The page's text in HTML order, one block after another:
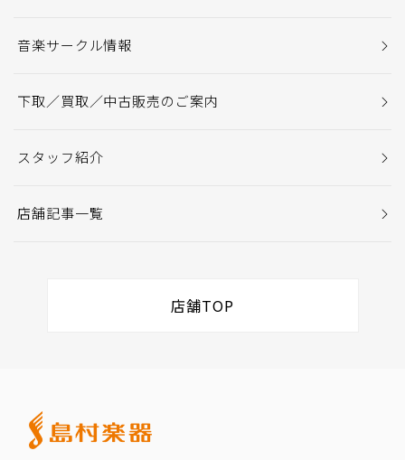
音楽サークル情報
下取／買取／中古販売のご案内
スタッフ紹介
店舗記事一覧
店舗TOP